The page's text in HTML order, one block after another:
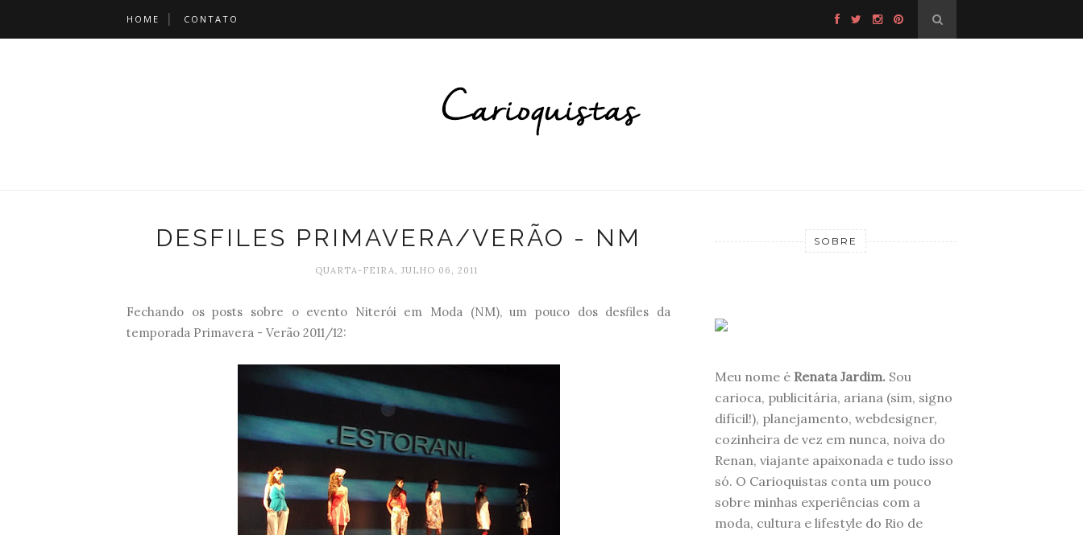
HOME CONTATO
DESFILES PRIMAVERA/VERÃO - NM
QUARTA-FEIRA, JULHO 06, 2011
Fechando os posts sobre o evento Niterói em Moda (NM), um pouco dos desfiles da
temporada Primavera - Verão 2011/12:
SOBRE
Meu nome é Renata Jardim. Sou
carioca, publicitária, ariana (sim, signo
difícil!), planejamento, webdesigner,
cozinheira de vez em nunca, noiva do
Renan, viajante apaixonada e tudo isso
só. O Carioquistas conta um pouco
sobre minhas experiências com a
moda, cultura e lifestyle do Rio de